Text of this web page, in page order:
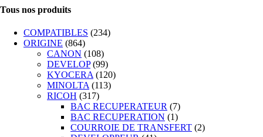
Tous nos produits
COMPATIBLES (234)
ORIGINE (864)
CANON (108)
DEVELOP (99)
KYOCERA (120)
MINOLTA (113)
RICOH (317)
BAC RECUPERATEUR (7)
BAC RECUPERATION (1)
COURROIE DE TRANSFERT (2)